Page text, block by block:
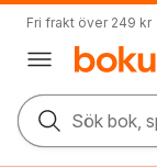
Fri frakt över 249 kr
Sök bok,